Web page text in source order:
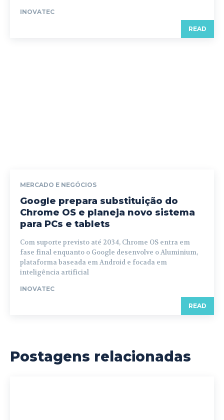
INOVATEC
READ
MERCADO E NEGÓCIOS
Google prepara substituição do
Chrome OS e planeja novo sistema
para PCs e tablets
Com suporte previsto até 2034, Chrome OS entra em
fase final enquanto o Google desenvolve o Aluminium,
plataforma baseada em Android e focada em
inteligência artificial
INOVATEC
READ
Postagens relacionadas